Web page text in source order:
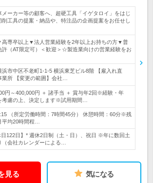
メーカー等の顧客へ、超硬工具「イゲタロイ」をはじ
削工具の提案・納品や、特注品の企画提案をお任せし
高専卒以上▼法人営業経験を2年以上お持ちの方▼普
許（AT限定可）＜歓迎＞☆製造業向けの営業経験をお
浜市中区不老町1-1-5 横浜東芝ビル8階 【雇入れ直
業所 【変更の範囲】会社…
円～400,000円 ＋ 諸手当 ＋ 賞与年2回※経験・年
考慮の上、決定します※試用期間…
（所定労働時間：7時間45分） 休憩時間：60分※残
平均20時間程…
122日】* 週休2日制（土・日）、祝日 ※年に数回土
（会社カレンダーによる…
見る 気になる